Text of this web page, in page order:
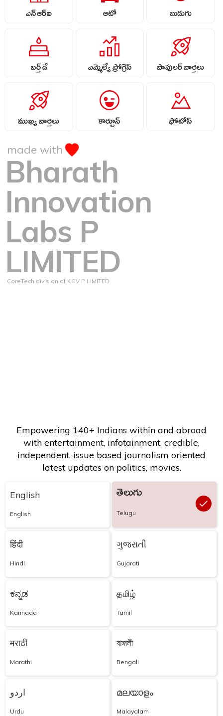
ఎన్ఆర్ఐ ఆటో బుడుగు
బర్త్ డే ఎమ్మెల్యే ప్రోగ్రెస్ పాపులర్ వార్తలు
ముఖ్య వార్తలు కార్టూన్ ఫోటోస్
made with
Bharath
Innovation
Labs P
LIMITED
CoreTech division of KGV P LIMITED
Empowering 140+ Indians within and abroad
with entertainment, infotainment, credible,
independent, issue based journalism oriented
latest updates on politics, movies.
English
English
తెలుగు
Telugu
हिंदी
Hindi
ગુજરાતી
Gujarati
ಕನ್ನಡ
Kannada
தமிழ்
Tamil
मराठी
Marathi
বাঙ্গালী
Bengali
اردو
Urdu
മലയാളം
Malayalam